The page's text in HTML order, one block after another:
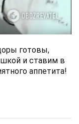
готовы,
и ставим в
аппетита!